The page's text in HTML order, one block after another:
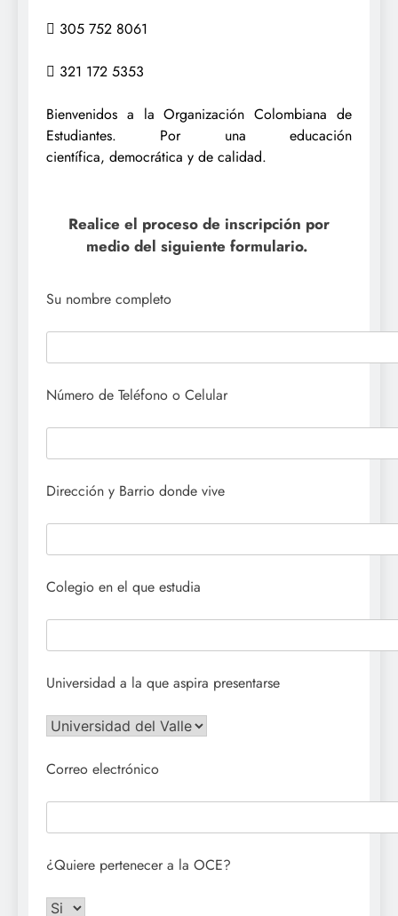
 305 752 8061
 321 172 5353
Bienvenidos a la Organización Colombiana de
Estudiantes. Por una educación
científica, democrática y de calidad.
Realice el proceso de inscripción por
medio del siguiente formulario.
Su nombre completo
Número de Teléfono o Celular
Dirección y Barrio donde vive
Colegio en el que estudia
Universidad a la que aspira presentarse
Correo electrónico
¿Quiere pertenecer a la OCE?